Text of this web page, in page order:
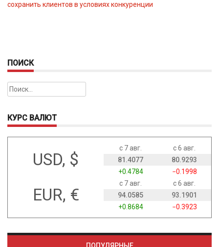
сохранить клиентов в условиях конкуренции
ПОИСК
Найти:
КУРС ВАЛЮТ
USD, $
с 7 авг.
с 6 авг.
81.4077
80.9293
+0.4784
−0.1998
EUR, €
с 7 авг.
с 6 авг.
94.0585
93.1901
+0.8684
−0.3923